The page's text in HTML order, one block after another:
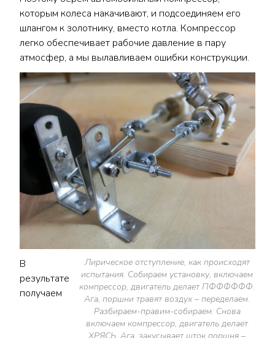
которым колеса накачивают, и подсоединяем его
шлангом к золотнику, вместо котла. Компрессор
легко обеспечивает рабочие давление в пару
атмосфер, а мы вылавливаем ошибки конструкции.
Лирическое отступление, как происходят
испытания. Собираем установку, включаем
компрессор, двигатель делает ПФФФФФФ.
Ага, поршни травят воздух – переделаем.
Разбираем-правим-собираем. Снова
включаем компрессор, двигатель делает
В
результате
получаем